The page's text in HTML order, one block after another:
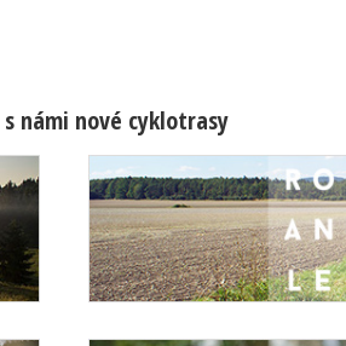
námi nové cyklotrasy